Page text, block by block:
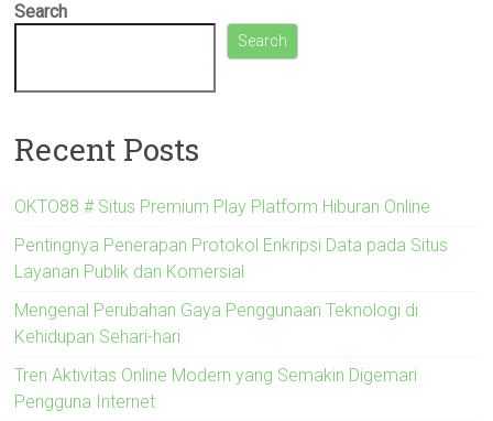
Search
Search
Recent Posts
OKTO88 # Situs Premium Play Platform Hiburan Online
Pentingnya Penerapan Protokol Enkripsi Data pada Situs
Layanan Publik dan Komersial
Mengenal Perubahan Gaya Penggunaan Teknologi di
Kehidupan Sehari-hari
Tren Aktivitas Online Modern yang Semakin Digemari
Pengguna Internet